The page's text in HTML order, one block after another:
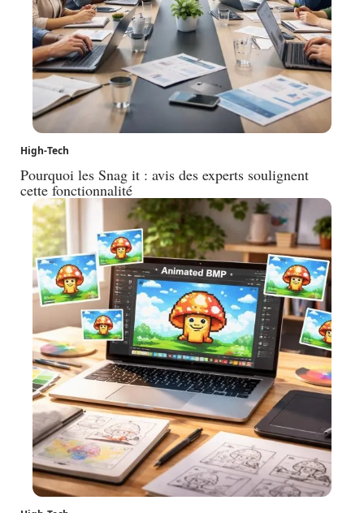
High-Tech
Pourquoi les Snag it : avis des experts soulignent
cette fonctionnalité